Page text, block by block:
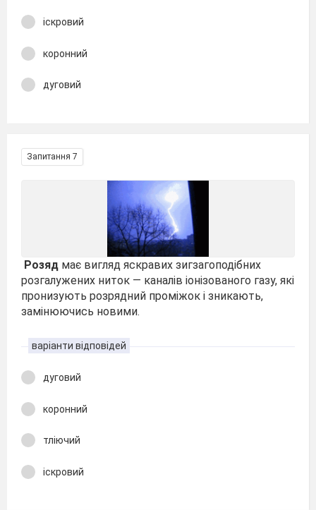
іскровий
коронний
дуговий
Запитання 7
Розяд має вигляд яскравих зигзагоподібних
розгалужених ниток — каналів іонізованого газу, які
пронизують розрядний проміжок і зникають,
замінюючись новими.
варіанти відповідей
дуговий
коронний
тліючий
іскровий